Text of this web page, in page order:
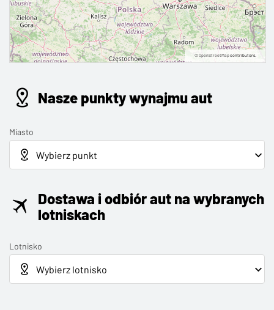
©OpenStreetMapcontributors.
Nasze punkty wynajmu aut
Miasto
Dostawa i odbiór aut na wybranych
lotniskach
Lotnisko